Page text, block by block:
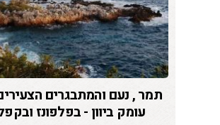
תמר , נעם והמתבגרים
עומק ביוון - בפלפונז